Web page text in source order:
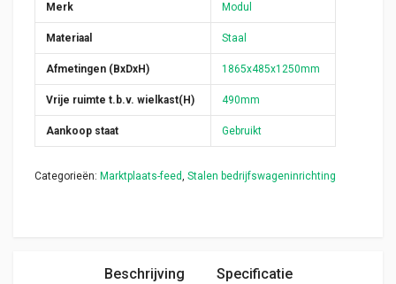
Merk Modul
Materiaal Staal
Afmetingen (BxDxH) 1865x485x1250mm
Vrije ruimte t.b.v. wielkast(H) 490mm
Aankoop staat Gebruikt
Categorieën: Marktplaats-feed, Stalen bedrijfswageninrichting
Beschrijving Specificatie